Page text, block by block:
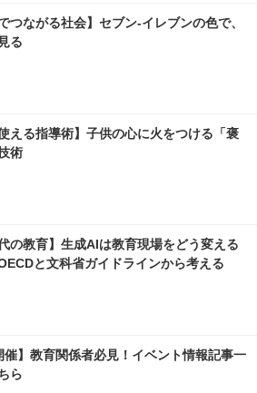
つながる社会】セブン‐イレブンの色で、
る
使える指導術】子供の心に火をつける「褒
術
代の教育】生成AIは教育現場をどう変える
と文科省ガイドラインから考える
催】教育関係者必見！イベント情報記事一
ら